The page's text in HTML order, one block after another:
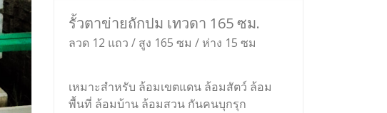
รั้วตาข่ายถักปม เทวดา 165 ซม.
ลวด 12 แถว / สูง 165 ซม / ห่าง 15 ซม
เหมาะสำหรับ ล้อมเขตแดน ล้อมสัตว์ ล้อม
พื้นที่ ล้อมบ้าน ล้อมสวน กันคนบุกรุก